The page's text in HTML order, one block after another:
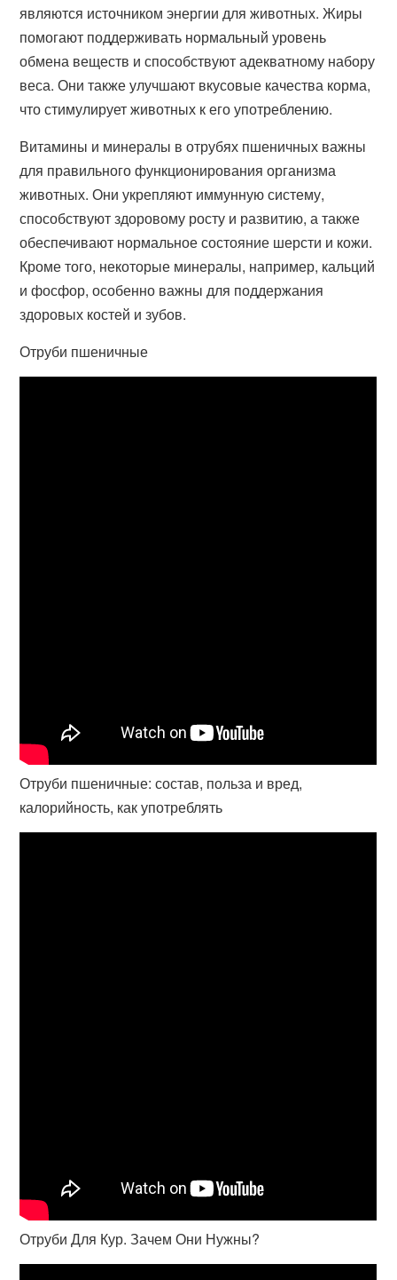
являются источником энергии для животных. Жиры
помогают поддерживать нормальный уровень
обмена веществ и способствуют адекватному набору
веса. Они также улучшают вкусовые качества корма,
что стимулирует животных к его употреблению.
Витамины и минералы в отрубях пшеничных важны
для правильного функционирования организма
животных. Они укрепляют иммунную систему,
способствуют здоровому росту и развитию, а также
обеспечивают нормальное состояние шерсти и кожи.
Кроме того, некоторые минералы, например, кальций
и фосфор, особенно важны для поддержания
здоровых костей и зубов.
Отруби пшеничные
Отруби пшеничные: состав, польза и вред,
калорийность, как употреблять
Отруби Для Кур. Зачем Они Нужны?